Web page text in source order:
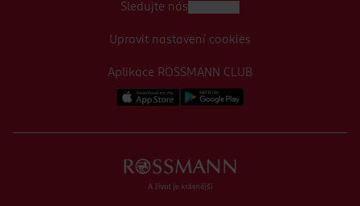
Aplikace ROSSMANN CLUB
Sledujte nás
Upravit nastavení cookies